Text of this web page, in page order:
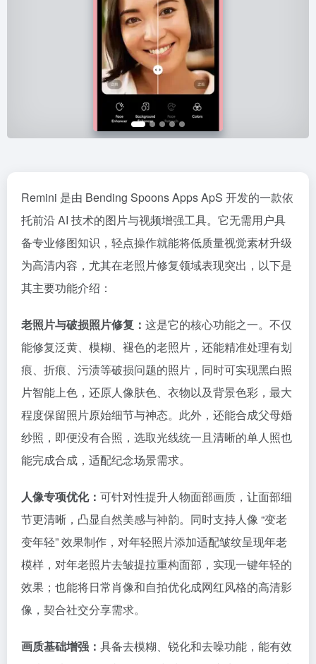
Remini 是由 Bending Spoons Apps ApS 开发的一款依
托前沿 AI 技术的图片与视频增强工具。它无需用户具
备专业修图知识，轻点操作就能将低质量视觉素材升级
为高清内容，尤其在老照片修复领域表现突出，以下是
其主要功能介绍：
老照片与破损照片修复： 这是它的核心功能之一。不仅
能修复泛黄、模糊、褪色的老照片，还能精准处理有划
痕、折痕、污渍等破损问题的照片，同时可实现黑白照
片智能上色，还原人像肤色、衣物以及背景色彩，最大
程度保留照片原始细节与神态。此外，还能合成父母婚
纱照，即便没有合照，选取光线统一且清晰的单人照也
能完成合成，适配纪念场景需求。
人像专项优化： 可针对性提升人物面部画质，让面部细
节更清晰，凸显自然美感与神韵。同时支持人像 “变老
变年轻” 效果制作，对年轻照片添加适配皱纹呈现年老
模样，对年老照片去皱提拉重构面部，实现一键年轻的
效果；也能将日常肖像和自拍优化成网红风格的高清影
像，契合社交分享需求。
画质基础增强： 具备去模糊、锐化和去噪功能，能有效